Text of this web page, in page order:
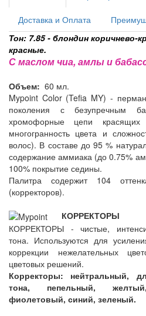
Доставка и Оплата
Тон: 7.85 - блондин коричнево-
красные.
С маслом чиа, амлы и
Объем: 60 мл.
Mypoint Color (Tefia MY) -
поколения с безупречным
хромофорные цепи красящих
многогранность цвета и
волос). В составе до 95 %
содержание аммиака (до 0.75%
100% покрытие седины.
Палитра содержит 104
(корректоров).
КОРРЕКТОРЫ
КОРРЕКТОРЫ - чистые,
тона. Используются для
коррекции нежелательных
цветовых решений.
Корректоры: нейтральный,
тона, пепельный,
фиолетовый, синий, зеленый.